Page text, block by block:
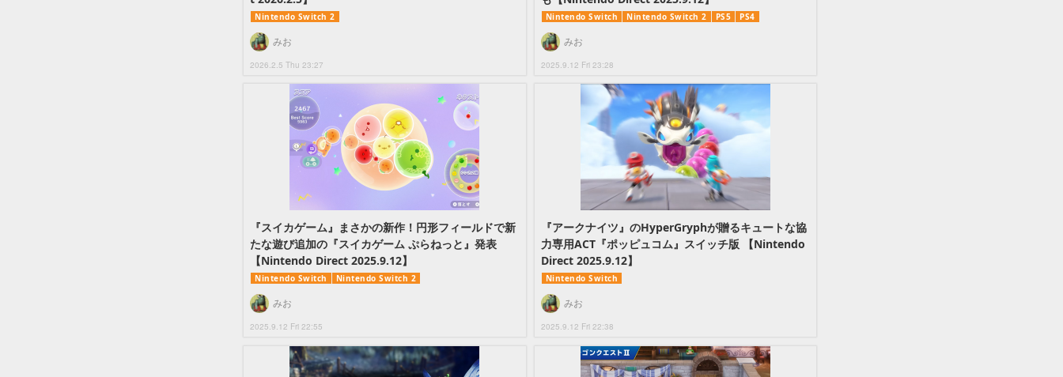
Nintendo Switch 2
2026.2.5 Thu 23:27
みお
Nintendo Switch Nintendo Switch 2 PS5 PS4
2025.9.12 Fri 23:28
みお
『スイカゲーム』まさかの新作！円形フィールドで新
たな遊び追加の『スイカゲーム ぷらねっと』発表
【Nintendo Direct 2025.9.12】
Nintendo Switch Nintendo Switch 2
2025.9.12 Fri 22:55
みお
『アークナイツ』のHyperGryphが贈るキュートな協
力専用ACT『ポッピュコム』スイッチ版 【Nintendo
Direct 2025.9.12】
Nintendo Switch
2025.9.12 Fri 22:38
みお